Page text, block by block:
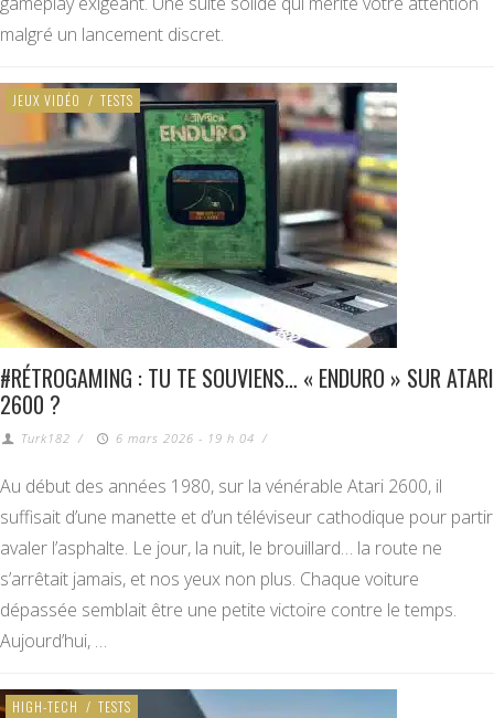
malgré un lancement discret.
JEUX VIDÉO / TESTS
#RÉTROGAMING : TU TE SOUVIENS… « ENDURO » SUR ATARI
2600 ?
Turk182 / 6 mars 2026 - 19 h 04 /
Au début des années 1980, sur la vénérable Atari 2600, il
suffisait d’une manette et d’un téléviseur cathodique pour partir
avaler l’asphalte. Le jour, la nuit, le brouillard… la route ne
s’arrêtait jamais, et nos yeux non plus. Chaque voiture
dépassée semblait être une petite victoire contre le temps.
Aujourd’hui, …
HIGH-TECH / TESTS